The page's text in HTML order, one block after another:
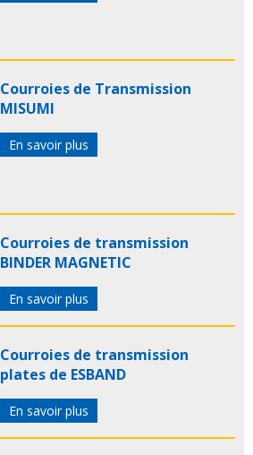
Courroies de Transmission
MISUMI
En savoir plus
Courroies de transmission
BINDER MAGNETIC
En savoir plus
Courroies de transmission
plates de ESBAND
En savoir plus